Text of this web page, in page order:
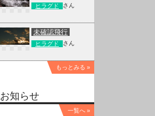
ヒラグド さん
未確認飛行
ヒラグド さん
もっとみる »
お知らせ
一覧へ »